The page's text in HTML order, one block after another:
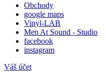
Obchody
google maps
Vinyl-LAB
Men At Sound - Studio
facebook
instagram
Váš účet